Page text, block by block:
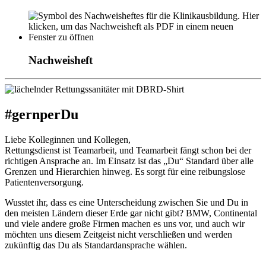
Nachweisheft
#gernperDu
Liebe Kolleginnen und Kollegen,
Rettungsdienst ist Teamarbeit, und Teamarbeit fängt schon bei der
richtigen Ansprache an. Im Einsatz ist das „Du“ Standard über alle
Grenzen und Hierarchien hinweg. Es sorgt für eine reibungslose
Patientenversorgung.
Wusstet ihr, dass es eine Unterscheidung zwischen Sie und Du in
den meisten Ländern dieser Erde gar nicht gibt? BMW, Continental
und viele andere große Firmen machen es uns vor, und auch wir
möchten uns diesem Zeitgeist nicht verschließen und werden
zukünftig das Du als Standardansprache wählen.